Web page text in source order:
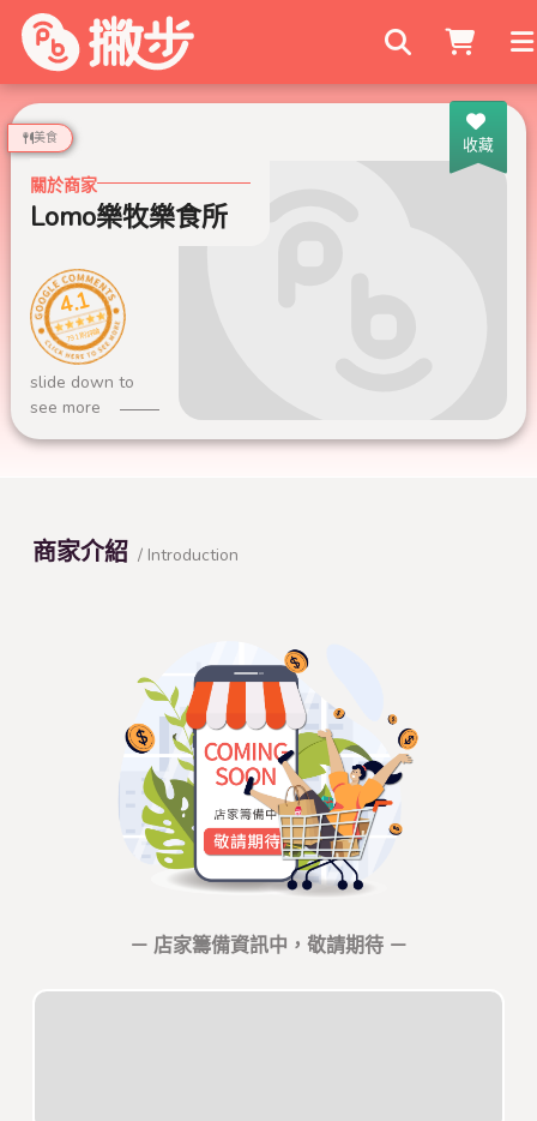
搜尋商家
收藏
美食
關於商家
Lomo樂牧樂食所
4.1
791 則評論
slide down to
see more
商家介紹 / Introduction
－ 店家籌備資訊中，敬請期待 －